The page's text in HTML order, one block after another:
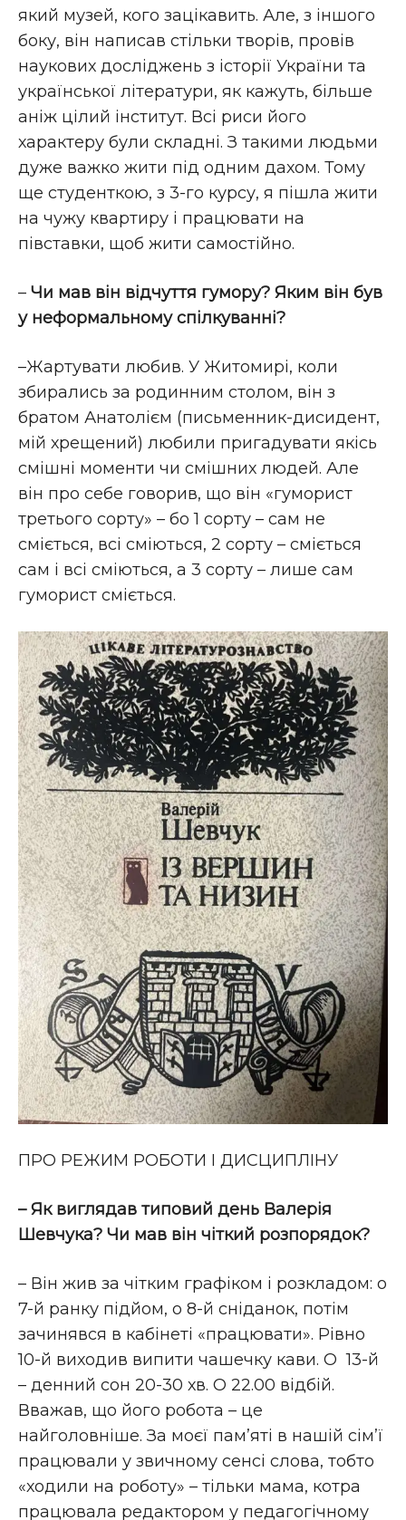
який музей, кого зацікавить. Але, з іншого
боку, він написав стільки творів, провів
наукових досліджень з історії України та
української літератури, як кажуть, більше
аніж цілий інститут. Всі риси його
характеру були складні. З такими людьми
дуже важко жити під одним дахом. Тому
ще студенткою, з 3-го курсу, я пішла жити
на чужу квартиру і працювати на
півставки, щоб жити самостійно.
– Чи мав він відчуття гумору? Яким він був
у неформальному спілкуванні?
–Жартувати любив. У Житомирі, коли
збирались за родинним столом, він з
братом Анатолієм (письменник-дисидент,
мій хрещений) любили пригадувати якісь
смішні моменти чи смішних людей. Але
він про себе говорив, що він «гуморист
третього сорту» – бо 1 сорту – сам не
сміється, всі сміються, 2 сорту – сміється
сам і всі сміються, а 3 сорту – лише сам
гуморист сміється.
ПРО РЕЖИМ РОБОТИ І ДИСЦИПЛІНУ
– Як виглядав типовий день Валерія
Шевчука? Чи мав він чіткий розпорядок?
– Він жив за чітким графіком і розкладом: о
7-й ранку підйом, о 8-й сніданок, потім
зачинявся в кабінеті «працювати». Рівно
10-й виходив випити чашечку кави. О 13-й
– денний сон 20-30 хв. О 22.00 відбій.
Вважав, що його робота – це
найголовніше. За моєї пам’яті в нашій сім’ї
працювали у звичному сенсі слова, тобто
«ходили на роботу» – тільки мама, котра
працювала редактором у педагогічному